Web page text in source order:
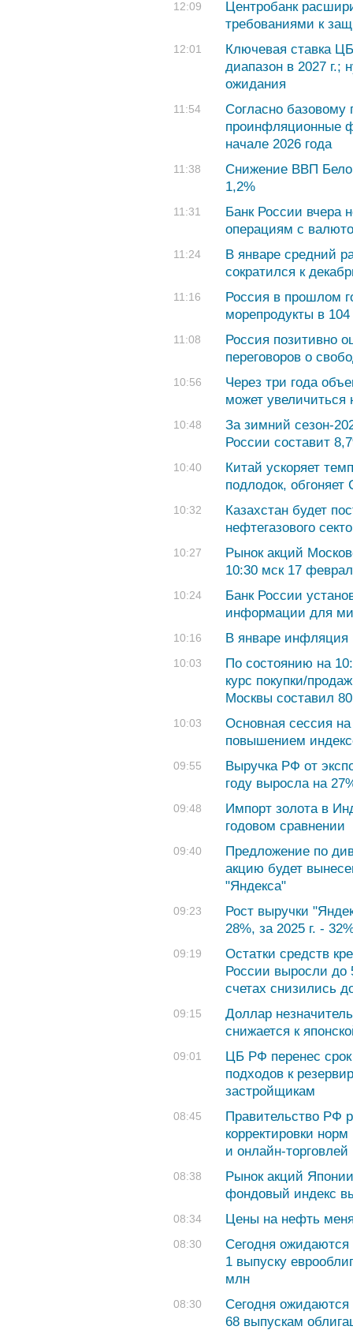
12:09
Центробанк
требованиями к
12:01
Ключевая ставка
диапазон в 2027 г.;
ожидания
11:54
Согласно
проинфляционные
начале 2026 года
11:38
Снижение ВВП
1,2%
11:31
Банк России вчера
операциям с
11:24
В январе средний
сократился к
11:16
Россия в прошлом
морепродукты в
11:08
Россия позитивно
переговоров о
10:56
Через три года
может увеличиться
10:48
За зимний сезон-
России составит
10:40
Китай ускоряет
подлодок,
10:32
Казахстан будет
нефтегазового
10:27
Рынок акций
10:30 мск 17
10:24
Банк России
информации для
10:16 В январе инфляция
10:03
По состоянию на
курс покупки/
Москвы составил
10:03
Основная сессия
повышением
09:55
Выручка РФ от
году выросла на
09:48
Импорт золота в
годовом сравнении
09:40
Предложение по
акцию будет
"Яндекса"
09:23
Рост выручки
28%, за 2025 г. -
09:19
Остатки средств
России выросли до
счетах снизились
09:15
Доллар
снижается к
09:01
ЦБ РФ перенес
подходов к
застройщикам
08:45
Правительство РФ
корректировки
и онлайн-торговлей
08:38
Рынок акций
фондовый индекс
08:34 Цены на нефть
08:30
Сегодня
1 выпуску
млн
08:30
Сегодня
68 выпускам